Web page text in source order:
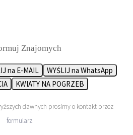
Znajomych
na E-MAIL
WYŚLIJ na WhatsApp
KWIATY NA POGRZEB
dawnych prosimy o kontakt przez
formularz.